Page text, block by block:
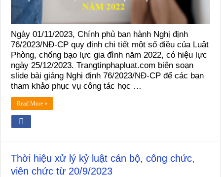
Ngày 01/11/2023, Chính phủ ban hành Nghị định
76/2023/NĐ-CP quy định chi tiết một số điều của Luật
Phòng, chống bạo lực gia đình năm 2022, có hiệu lực
ngày 25/12/2023. Trangtinphapluat.com biên soạn
slide bài giảng Nghị định 76/2023/NĐ-CP để các bạn
tham khảo phục vụ công tác học …
Read More »
Thời hiệu xử lý kỷ luật cán bộ, công chức,
viên chức từ 20/9/2023